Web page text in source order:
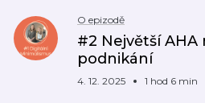
O epizodě
#2 Největší
podnikání
4. 12. 2025 1 hod 6 min